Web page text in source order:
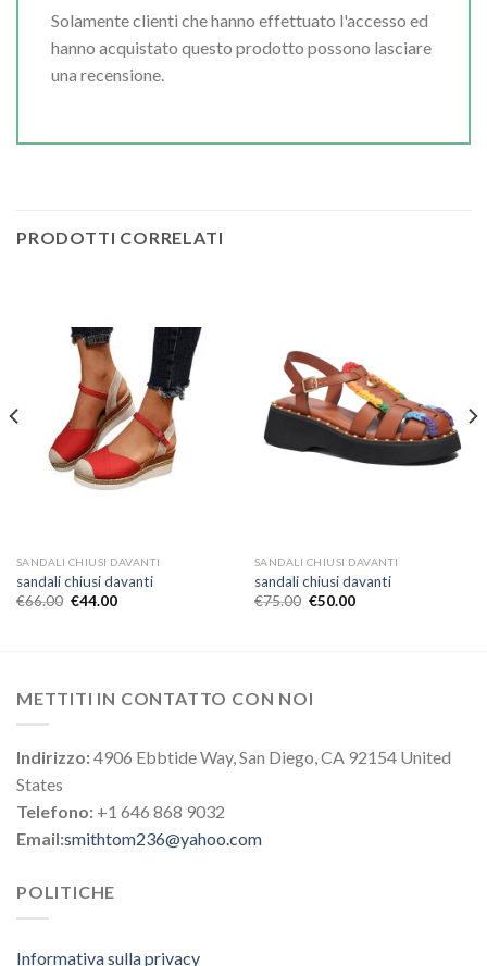
Solamente clienti che hanno effettuato l'accesso ed
hanno acquistato questo prodotto possono lasciare
una recensione.
PRODOTTI CORRELATI
SANDALI CHIUSI DAVANTI
sandali chiusi davanti
€66.00 €44.00
SANDALI CHIUSI DAVANTI
sandali chiusi davanti
€75.00 €50.00
METTITI IN CONTATTO CON NOI
Indirizzo:4906 Ebbtide Way, San Diego, CA 92154 United
States
Telefono: +1 646 868 9032
Email:smithtom236@yahoo.com
POLITICHE
Informativa sulla privacy